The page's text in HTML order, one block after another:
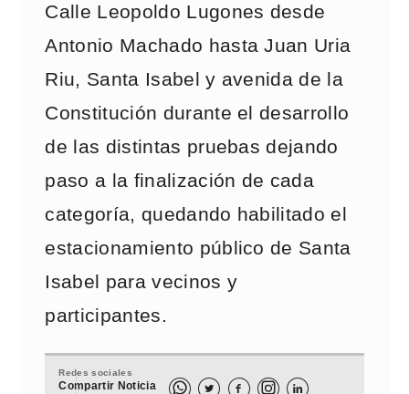
Calle Leopoldo Lugones desde
Antonio Machado hasta Juan Uria
Riu, Santa Isabel y avenida de la
Constitución durante el desarrollo
de las distintas pruebas dejando
paso a la finalización de cada
categoría, quedando habilitado el
estacionamiento público de Santa
Isabel para vecinos y
participantes.
Redes sociales
Compartir Noticia   